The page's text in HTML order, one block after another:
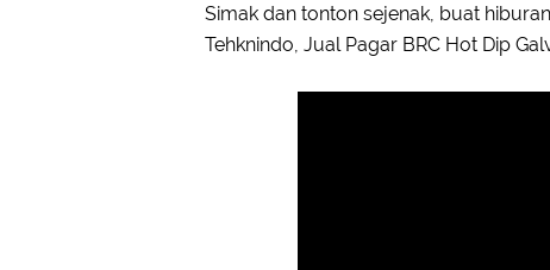
Simak dan tonton sejenak, buat
Tehknindo, Jual Pagar BRC Hot Dip